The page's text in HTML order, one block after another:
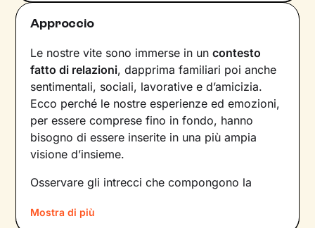
Approccio
Le nostre vite sono immerse in uncontesto
fatto di relazioni, dapprima familiari poi anche
sentimentali, sociali, lavorative e d’amicizia.
Ecco perché le nostre esperienze ed emozioni,
per essere comprese fino in fondo, hanno
bisogno di essere inserite in una più ampia
visione d’insieme.
Osservare gli intrecci che compongono la
guidano permette di ricercare - e trovare -
Mostra di più